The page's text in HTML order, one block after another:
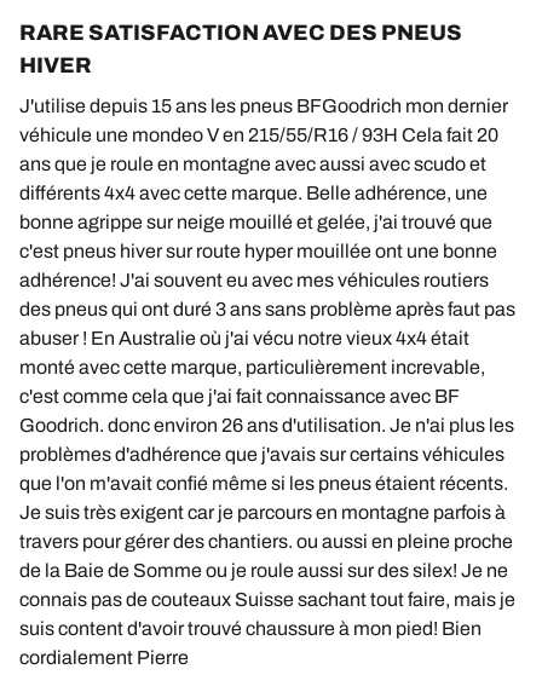
RARE SATISFACTION AVEC DES PNEUS
HIVER
J'utilise depuis 15 ans les pneus BFGoodrich mon dernier
véhicule une mondeo V en 215/55/R16 / 93H Cela fait 20
ans que je roule en montagne avec aussi avec scudo et
différents 4x4 avec cette marque. Belle adhérence, une
bonne agrippe sur neige mouillé et gelée, j'ai trouvé que
c'est pneus hiver sur route hyper mouillée ont une bonne
adhérence! J'ai souvent eu avec mes véhicules routiers
des pneus qui ont duré 3 ans sans problème après faut pas
abuser ! En Australie où j'ai vécu notre vieux 4x4 était
monté avec cette marque, particulièrement increvable,
c'est comme cela que j'ai fait connaissance avec BF
Goodrich. donc environ 26 ans d'utilisation. Je n'ai plus les
problèmes d'adhérence que j'avais sur certains véhicules
que l'on m'avait confié même si les pneus étaient récents.
Je suis très exigent car je parcours en montagne parfois à
travers pour gérer des chantiers. ou aussi en pleine proche
de la Baie de Somme ou je roule aussi sur des silex! Je ne
connais pas de couteaux Suisse sachant tout faire, mais je
suis content d'avoir trouvé chaussure à mon pied! Bien
cordialement Pierre